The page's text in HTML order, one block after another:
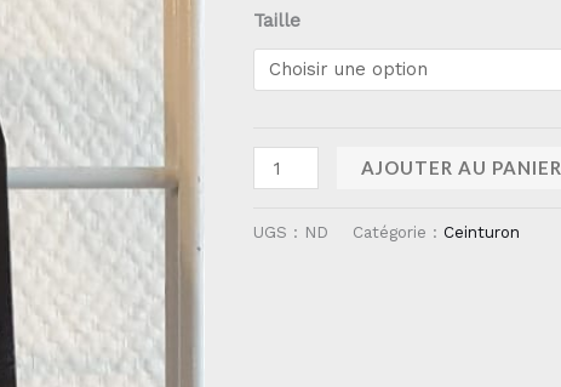
Taille
AJOUTER AU PANIER
UGS : ND Catégorie : Ceinturon